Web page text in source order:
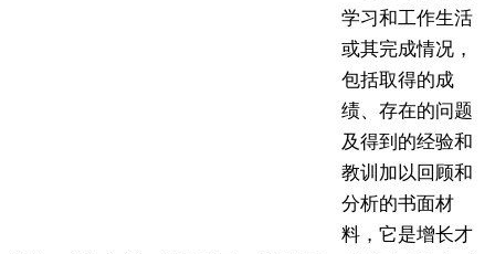
学习和工作生活
或其完成情况，
包括取得的成
绩、存在的问题
及得到的经验和
教训加以回顾和
分析的书面材
料，它是增长才